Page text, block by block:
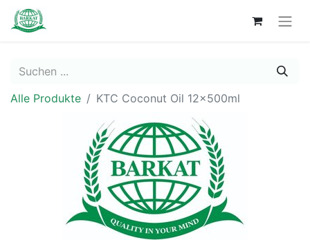
Alle Produkte KTC Coconut Oil 12x500ml